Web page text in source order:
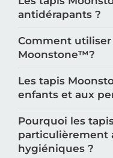
antidérapants ?
Comment
Moonstone™️?
Les tapis
enfants et aux
Pourquoi les
particulièrement
hygiéniques ?